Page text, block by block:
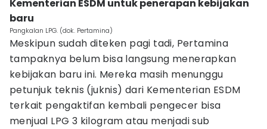
Kementerian ESDM untuk penerapan kebijakan
baru
Pangkalan LPG. (dok. Pertamina)
Meskipun sudah diteken pagi tadi, Pertamina
tampaknya belum bisa langsung menerapkan
kebijakan baru ini. Mereka masih menunggu
petunjuk teknis (juknis) dari Kementerian ESDM
terkait pengaktifan kembali pengecer bisa
menjual LPG 3 kilogram atau menjadi sub